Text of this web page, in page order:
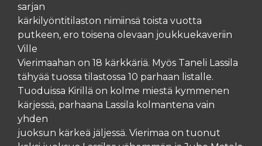
sarjan
kärkilyöntitilaston nimiinsä toista vuotta
putkeen, ero toisena olevaan joukkuekaveriin
Ville
Vierimaahan on 18 kärkkäriä. Myös Taneli Lassila
tähyää tuossa tilastossa 10 parhaan listalle.
Tuoduissa Kirillä on kolme miestä kymmenen
kärjessä, parhaana Lassila kolmantena vain
yhden
juoksun kärkeä jäljessä. Vierimaa on tuonut